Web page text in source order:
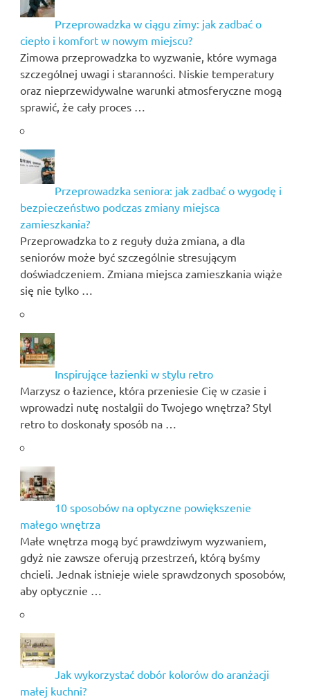
Przeprowadzka w ciągu zimy: jak zadbać o
ciepło i komfort w nowym miejscu?
Zimowa przeprowadzka to wyzwanie, które wymaga
szczególnej uwagi i staranności. Niskie temperatury
oraz nieprzewidywalne warunki atmosferyczne mogą
sprawić, że cały proces …
Przeprowadzka seniora: jak zadbać o wygodę i
bezpieczeństwo podczas zmiany miejsca
zamieszkania?
Przeprowadzka to z reguły duża zmiana, a dla
seniorów może być szczególnie stresującym
doświadczeniem. Zmiana miejsca zamieszkania wiąże
się nie tylko …
Inspirujące łazienki w stylu retro
Marzysz o łazience, która przeniesie Cię w czasie i
wprowadzi nutę nostalgii do Twojego wnętrza? Styl
retro to doskonały sposób na …
10 sposobów na optyczne powiększenie
małego wnętrza
Małe wnętrza mogą być prawdziwym wyzwaniem,
gdyż nie zawsze oferują przestrzeń, którą byśmy
chcieli. Jednak istnieje wiele sprawdzonych sposobów,
aby optycznie …
Jak wykorzystać dobór kolorów do aranżacji
małej kuchni?